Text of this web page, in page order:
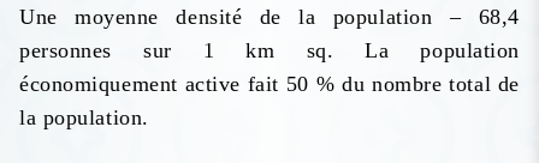
Une moyenne densité de la population – 68,4
personnes sur 1 km sq. La population
économiquement active fait 50 % du nombre total de
la population.